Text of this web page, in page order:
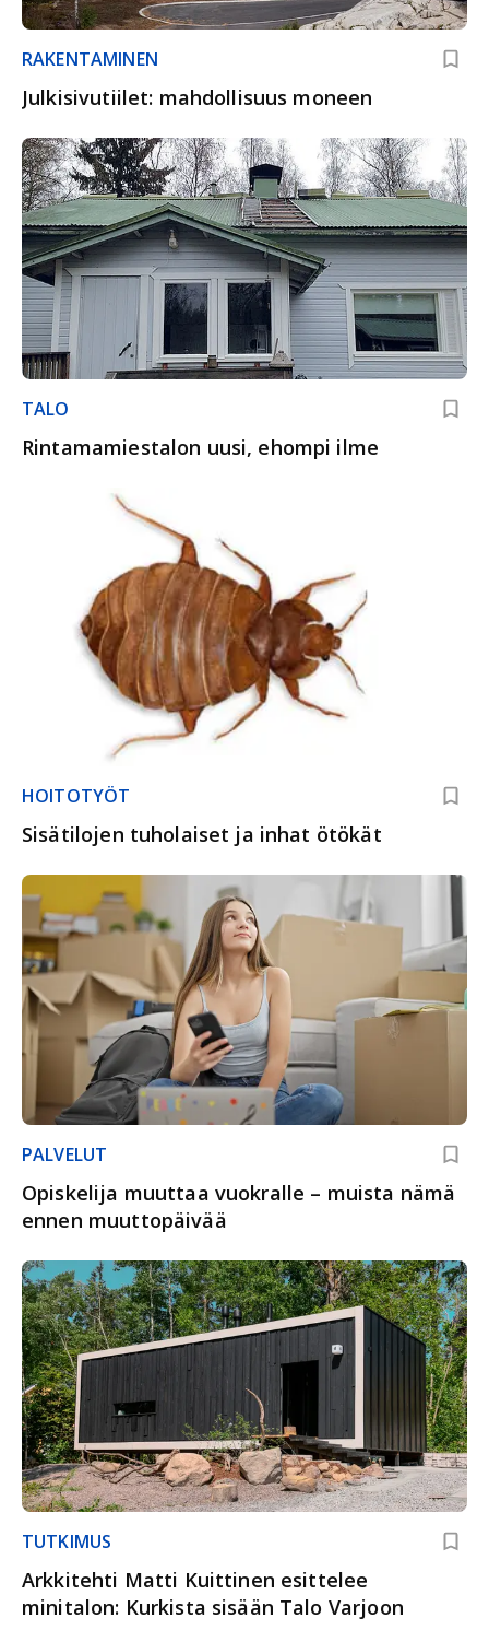
RAKENTAMINEN
Julkisivutiilet: mahdollisuus moneen
TALO
Rintamamiestalon uusi, ehompi ilme
HOITOTYÖT
Sisätilojen tuholaiset ja inhat ötökät
PALVELUT
Opiskelija muuttaa vuokralle – muista nämä
ennen muuttopäivää
TUTKIMUS
Arkkitehti Matti Kuittinen esittelee
minitalon: Kurkista sisään Talo Varjoon